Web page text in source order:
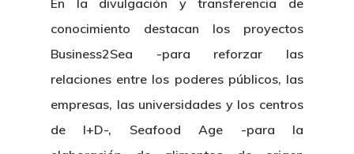
En la divulgación y transferencia de
conocimiento destacan los proyectos
Business2Sea -para reforzar las
relaciones entre los poderes públicos, las
empresas, las universidades y los centros
de I+D-, Seafood Age -para la